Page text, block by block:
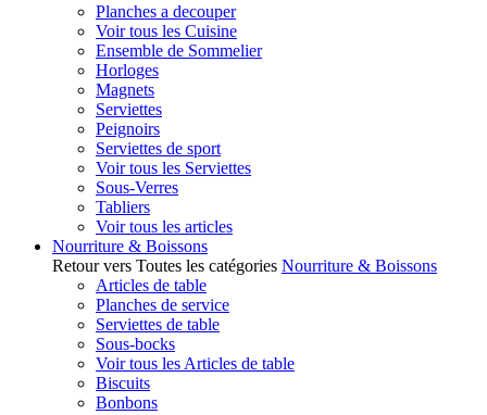
Planches a decouper
Voir tous les Cuisine
Ensemble de Sommelier
Horloges
Magnets
Serviettes
Peignoirs
Serviettes de sport
Voir tous les Serviettes
Sous-Verres
Tabliers
Voir tous les articles
Nourriture & Boissons
Retour vers Toutes les catégories Nourriture & Boissons
Articles de table
Planches de service
Serviettes de table
Sous-bocks
Voir tous les Articles de table
Biscuits
Bonbons